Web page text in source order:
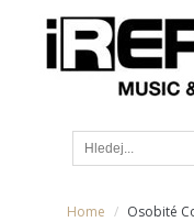
Home Osobité